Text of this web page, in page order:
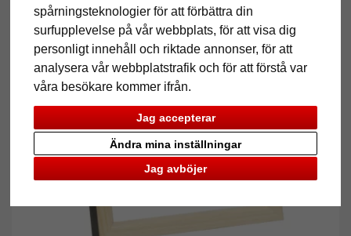
spårningsteknologier för att förbättra din
surfupplevelse på vår webbplats, för att visa dig
personligt innehåll och riktade annonser, för att
analysera vår webbplatstrafik och för att förstå var
våra besökare kommer ifrån.
Jag accepterar
Jag avböjer
Ändra mina inställningar
Tillbaka